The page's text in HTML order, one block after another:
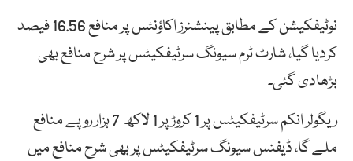
نوٹیفکیشن کے مطابق پینشنرز اکاؤنٹس پر منافع 16.56 فیصد
کردیا گیا، شارٹ ٹرم سیونگ سرٹیفکیٹس پر شرح منافع بھی
بڑھادی گئی۔
ریگولر انکم سرٹیفکیٹس پر 1 کروڑ پر 1 لاکھ 7 ہزار روپے منافع
ملے گا، ڈیفنس سیونگ سرٹیفکیٹس پر بھی شرح منافع میں